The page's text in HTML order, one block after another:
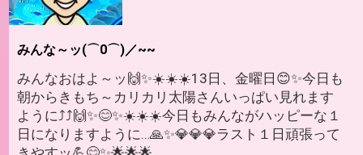
みんな～ッ(⌒0⌒)／~~
みんなおはよ～ッ🙌✨☀️☀️☀️13日、金曜日😊✨今日も
朝からきもち～カリカリ太陽さんいっぱい見れます
ように⤴️⤴️🙌✨😊✨☀️☀️☀️今日もみんながハッピーな１
日になりますように…🙏✨💎💎💎ラスト１日頑張って